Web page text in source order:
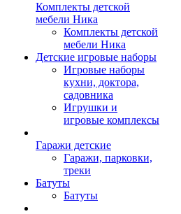
Комплекты детской
мебели Ника
Комплекты детской
мебели Ника
Детские игровые наборы
Игровые наборы
кухни, доктора,
садовника
Игрушки и
игровые комплексы
Гаражи детские
Гаражи, парковки,
треки
Батуты
Батуты